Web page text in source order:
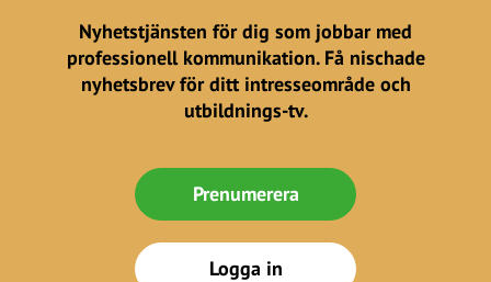
Nyhetstjänsten för dig som jobbar med
professionell kommunikation. Få nischade
nyhetsbrev för ditt intresseområde och
utbildnings-tv.
Prenumerera
Logga in